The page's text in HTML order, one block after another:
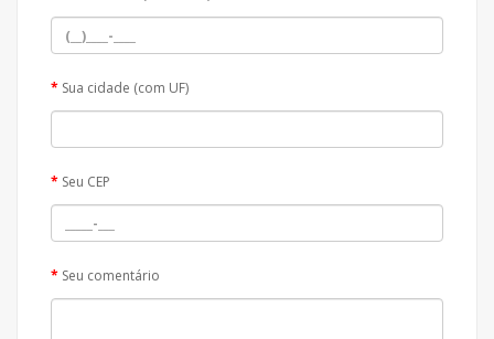
Sua cidade (com UF)
Seu CEP
Seu comentário